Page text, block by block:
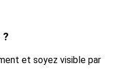
et soyez visible par